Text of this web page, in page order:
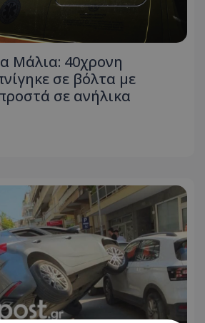
Μάλια: 40χρονη
σε βόλτα με
σε ανήλικα